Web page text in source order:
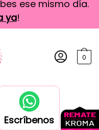
ese mismo día.
ya!
0
Escríbenos